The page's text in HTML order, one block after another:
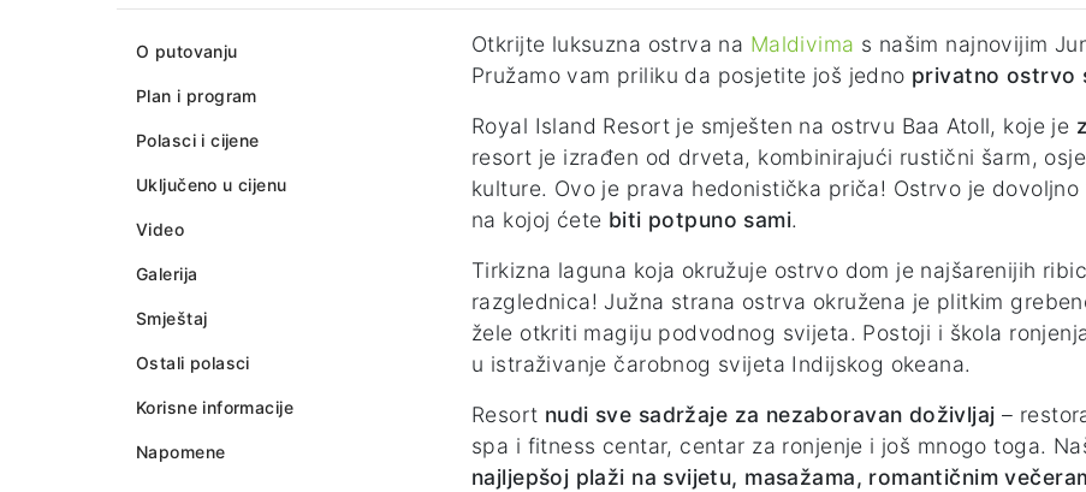
O putovanju
Plan i program
Polasci i cijene
Uključeno u cijenu
Video
Galerija
Smještaj
Ostali polasci
Korisne informacije
Napomene
Otkrijte luksuzna ostrva na Maldivima s našim najnovijim
Pružamo vam priliku da posjetite još jedno privatno ostrvo
Royal Island Resort je smješten na ostrvu Baa Atoll, koje je
resort je izrađen od drveta, kombinirajući rustični šarm,
kulture. Ovo je prava hedonistička priča! Ostrvo je
na kojoj ćete biti potpuno sami.
Tirkizna laguna koja okružuje ostrvo dom je najšarenijih
razglednica! Južna strana ostrva okružena je plitkim
žele otkriti magiju podvodnog svijeta. Postoji i škola
u istraživanje čarobnog svijeta Indijskog okeana.
Resort nudi sve sadržaje za nezaboravan doživljaj –
spa i fitness centar, centar za ronjenje i još mnogo toga.
najljepšoj plaži na svijetu, masažama, romantičnim